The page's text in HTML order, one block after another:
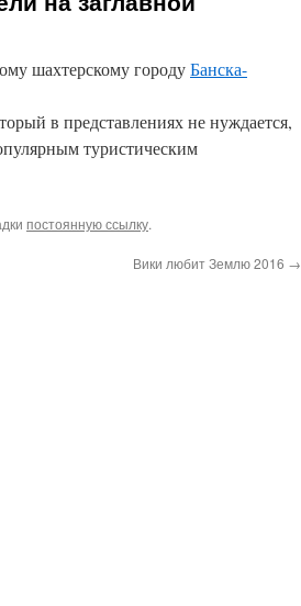
шахтерскому городуБанска-
в представлениях не нуждается,
туристическим
постоянную ссылку.
Вики любит Землю 2016 →